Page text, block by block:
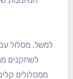
שחקנים.
והסלופ,
השחקן